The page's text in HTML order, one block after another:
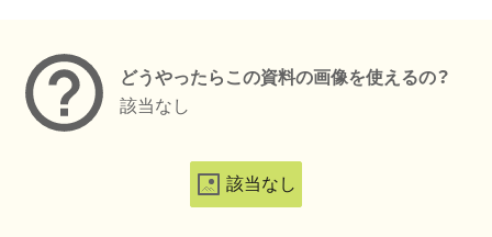
どうやったらこの資料の画像を使えるの？
該当なし
該当なし